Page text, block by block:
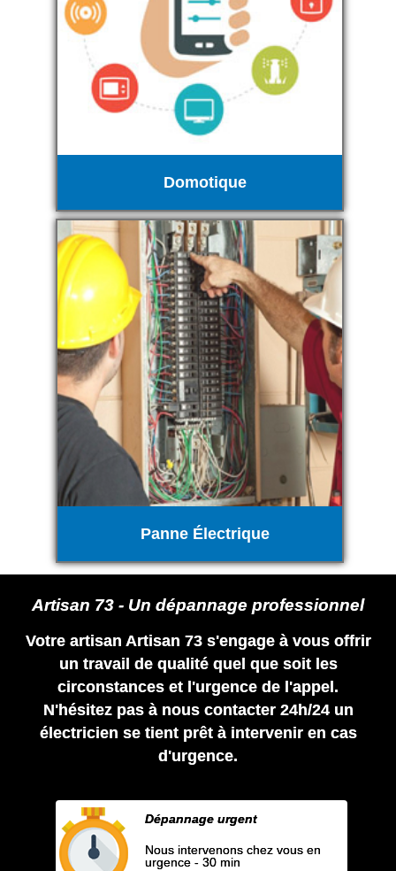
Domotique
Panne Électrique
Artisan 73 - Un dépannage professionnel
Votre artisan Artisan 73 s'engage à vous offrir
un travail de qualité quel que soit les
circonstances et l'urgence de l'appel.
N'hésitez pas à nous contacter 24h/24 un
électricien se tient prêt à intervenir en cas
d'urgence.
Dépannage urgent
Nous intervenons chez vous en
urgence - 30 min